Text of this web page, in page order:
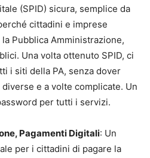
(SPID) sicura, semplice da
cittadini e imprese
Pubblica Amministrazione,
Una volta ottenuto SPID, ci
i siti della PA, senza dover
e a volte complicate. Un
per tutti i servizi.
Pagamenti Digitali: Un
per i cittadini di pagare la